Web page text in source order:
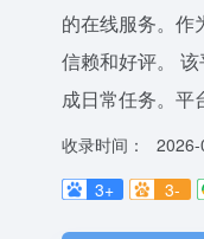
的在线服务。作
信赖和好评。
成日常任务。平
收录时间：
3+
3-